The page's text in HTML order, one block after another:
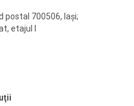
postal 700506, Iaşi;
etajul I